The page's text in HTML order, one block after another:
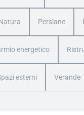
Persiane
energetico
esterni Verande